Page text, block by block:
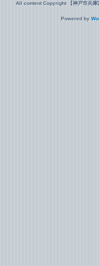
All content Copyright 【神戸市兵庫
Powered by